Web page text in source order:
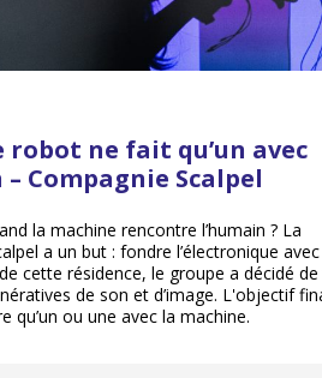
robot ne fait qu’un avec
– Compagnie Scalpel
la machine rencontre l’humain ? La
a un but : fondre l’électronique
cette résidence, le groupe a décidé
de son et d’image. L'objectif
qu’un ou une avec la machine.